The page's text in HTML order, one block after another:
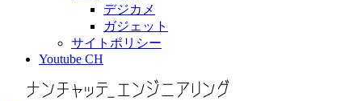
デジカメ
ガジェット
サイトポリシー
Youtube CH